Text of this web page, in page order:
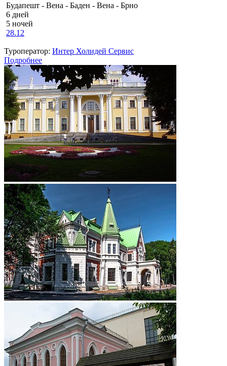
Будапешт - Вена - Баден - Вена - Брно
6 дней
5 ночей
28.12
Туроператор: Интер Холидей Сервис
Подробнее